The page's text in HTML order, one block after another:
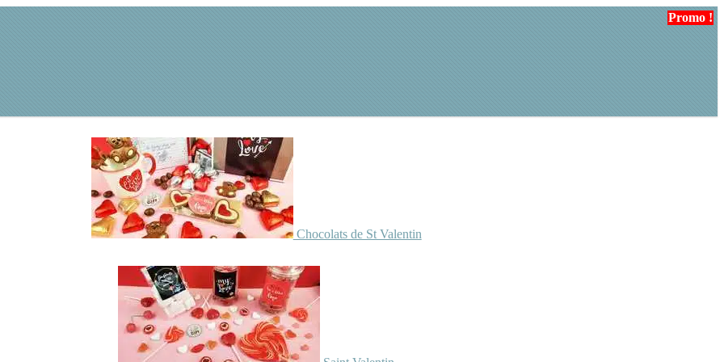
Chocolats de St Valentin
Promo !